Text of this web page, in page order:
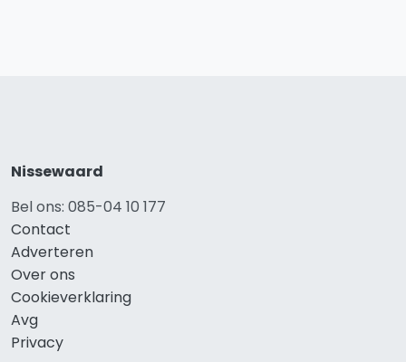
Nissewaard
Bel ons: 085-04 10 177
Contact
Adverteren
Over ons
Cookieverklaring
Avg
Privacy